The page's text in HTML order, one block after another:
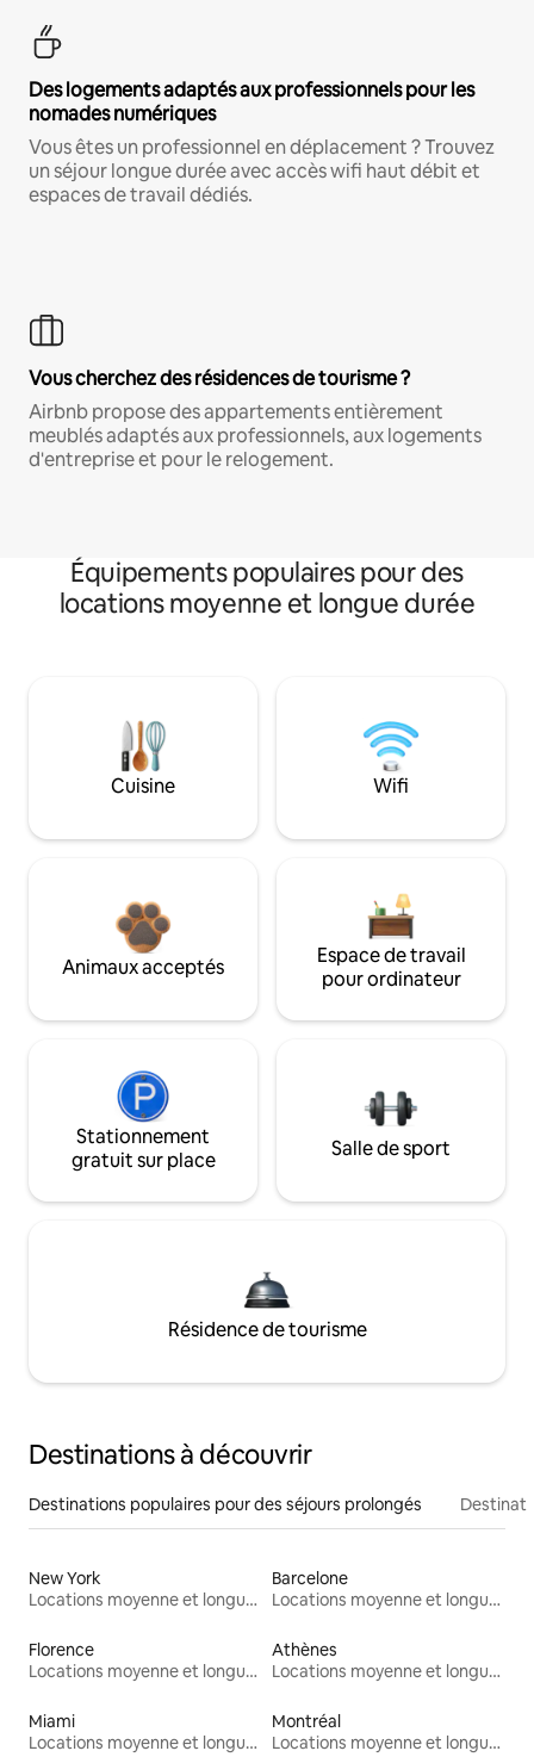
Des logements adaptés aux professionnels pour les
nomades numériques
Vous êtes un professionnel en déplacement ? Trouvez
un séjour longue durée avec accès wifi haut débit et
espaces de travail dédiés.
Vous cherchez des résidences de tourisme ?
Airbnb propose des appartements entièrement
meublés adaptés aux professionnels, aux logements
d'entreprise et pour le relogement.
Équipements populaires pour des
locations moyenne et longue durée
Cuisine Wifi
Animaux acceptés
Espace de travail
pour ordinateur
Stationnement
gratuit sur place
Salle de sport
Résidence de tourisme
Destinations à découvrir
Destinations populaires pour des séjours prolongés
New York
Locations moyenne et longue durée
Barcelone
Locations moyenne et longue durée
Florence
Locations moyenne et longue durée
Athènes
Locations moyenne et longue durée
Miami
Locations moyenne et longue durée
Montréal
Locations moyenne et longue durée